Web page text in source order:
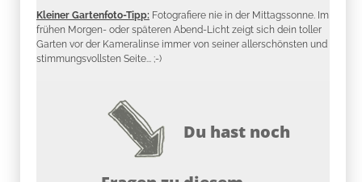
Kleiner Gartenfoto-Tipp: Fotografiere nie in der Mittagssonne. Im
frühen Morgen- oder späteren Abend-Licht zeigt sich dein toller
Garten vor der Kameralinse immer von seiner allerschönsten und
stimmungsvollsten Seite... ;-)
Du hast noch